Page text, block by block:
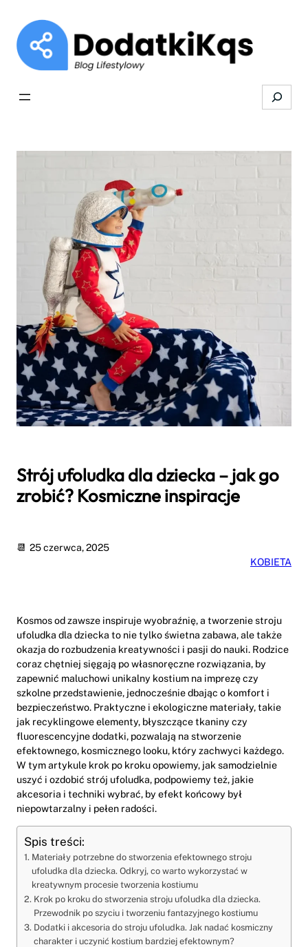
treści
Search
Strój ufoludka dla dziecka – jak go
zrobić? Kosmiczne inspiracje
25 czerwca, 2025
KOBIETA
Kosmos od zawsze inspiruje wyobraźnię, a tworzenie stroju
ufoludka dla dziecka to nie tylko świetna zabawa, ale także
okazja do rozbudzenia kreatywności i pasji do nauki. Rodzice
coraz chętniej sięgają po własnoręczne rozwiązania, by
zapewnić maluchowi unikalny kostium na imprezę czy
szkolne przedstawienie, jednocześnie dbając o komfort i
bezpieczeństwo. Praktyczne i ekologiczne materiały, takie
jak recyklingowe elementy, błyszczące tkaniny czy
fluorescencyjne dodatki, pozwalają na stworzenie
efektownego, kosmicznego looku, który zachwyci każdego.
W tym artykule krok po kroku opowiemy, jak samodzielnie
uszyć i ozdobić strój ufoludka, podpowiemy też, jakie
akcesoria i techniki wybrać, by efekt końcowy był
niepowtarzalny i pełen radości.
Spis treści:
Materiały potrzebne do stworzenia efektownego stroju
ufoludka dla dziecka. Odkryj, co warto wykorzystać w
kreatywnym procesie tworzenia kostiumu
Krok po kroku do stworzenia stroju ufoludka dla dziecka.
Przewodnik po szyciu i tworzeniu fantazyjnego kostiumu
Dodatki i akcesoria do stroju ufoludka. Jak nadać kosmiczny
charakter i uczynić kostium bardziej efektownym?